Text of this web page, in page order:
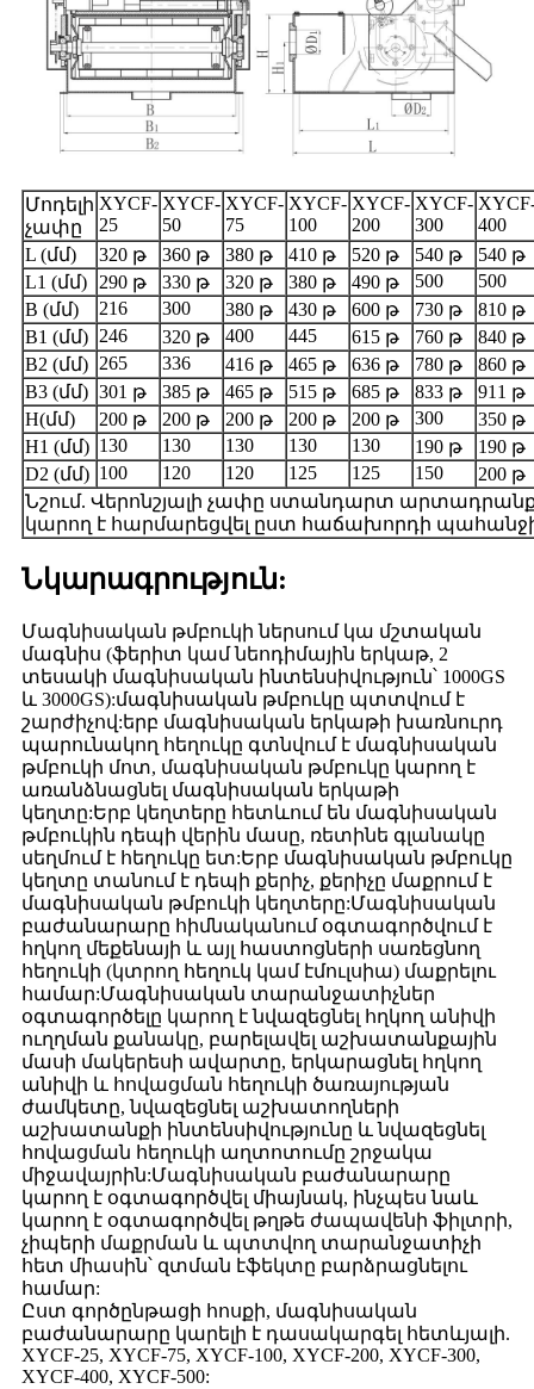
Մոդելի
չափը
XYCF-
25
XYCF-
50
XYCF-
75
XYCF-
100
XYCF-
200
XYCF-
300
400
L (մմ)
320 թ 360 թ 380 թ 410 թ 520 թ 540 թ
540 թ
L1 (մմ)
290 թ 330 թ 320 թ 380 թ 490 թ 500
500
B (մմ)
216 300 380 թ 430 թ 600 թ 730 թ
810 թ
B1 (մմ) 246 320 թ 400 445 615 թ 760 թ
840 թ
B2 (մմ) 265 336 416 թ 465 թ 636 թ 780 թ
860 թ
B3 (մմ) 301 թ 385 թ 465 թ 515 թ 685 թ 833 թ
911 թ
H(մմ)
200 թ 200 թ 200 թ 200 թ 200 թ 300
350 թ
H1 (մմ) 130 130 130 130 130 190 թ
190 թ
D2 (մմ) 100 120 120 125 125 150
200 թ
Նշում. Վերոնշյալի չափը ստանդարտ արտադրանք
կարող է հարմարեցվել ըստ հաճախորդի
Նկարագրություն:
Մագնիսական թմբուկի ներսում կա մշտական ​​
մագնիս (ֆերիտ կամ նեոդիմային երկաթ, 2
տեսակի մագնիսական ինտենսիվություն՝ 1000GS
և 3000GS):մագնիսական թմբուկը պտտվում է
շարժիչով:երբ մագնիսական երկաթի խառնուրդ
պարունակող հեղուկը գտնվում է մագնիսական
թմբուկի մոտ, մագնիսական թմբուկը կարող է
առանձնացնել մագնիսական երկաթի
կեղտը:Երբ կեղտերը հետևում են մագնիսական
թմբուկին դեպի վերին մասը, ռետինե գլանակը
սեղմում է հեղուկը ետ:Երբ մագնիսական թմբուկը
կեղտը տանում է դեպի քերիչ, քերիչը մաքրում է
մագնիսական թմբուկի կեղտերը:Մագնիսական
բաժանարարը հիմնականում օգտագործվում է
հղկող մեքենայի և այլ հաստոցների սառեցնող
հեղուկի (կտրող հեղուկ կամ էմուլսիա) մաքրելու
համար:Մագնիսական տարանջատիչներ
օգտագործելը կարող է նվազեցնել հղկող անիվի
ուղղման քանակը, բարելավել աշխատանքային
մասի մակերեսի ավարտը, երկարացնել հղկող
անիվի և հովացման հեղուկի ծառայության
ժամկետը, նվազեցնել աշխատողների
աշխատանքի ինտենսիվությունը և նվազեցնել
հովացման հեղուկի աղտոտումը շրջակա
միջավայրին:Մագնիսական բաժանարարը
կարող է օգտագործվել միայնակ, ինչպես նաև
կարող է օգտագործվել թղթե ժապավենի ֆիլտրի,
չիպերի մաքրման և պտտվող տարանջատիչի
հետ միասին՝ զտման էֆեկտը բարձրացնելու
համար:
Ըստ գործընթացի հոսքի, մագնիսական
բաժանարարը կարելի է դասակարգել հետևյալի.
XYCF-25, XYCF-75, XYCF-100, XYCF-200, XYCF-300,
XYCF-400, XYCF-500: